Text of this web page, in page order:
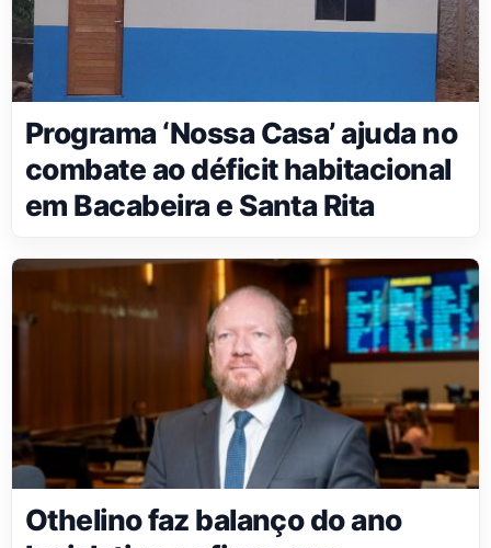
Programa ‘Nossa Casa’ ajuda no
combate ao déficit habitacional
em Bacabeira e Santa Rita
Othelino faz balanço do ano